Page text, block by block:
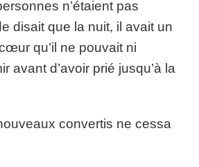
n’étaient pas
disait que la nuit, il avait un
qu’il ne pouvait ni
avant d’avoir prié jusqu’à la
convertis ne cessa